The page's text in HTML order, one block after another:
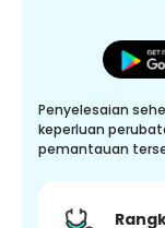
Penyelesaian
keperluan
pemantauan